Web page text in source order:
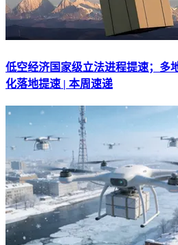
低空经济国家级立法进程提速；多
化落地提速 | 本周速递